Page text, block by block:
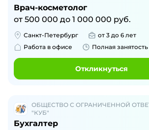
Врач-косметолог
от 500 000 до 1 000 000 руб.
Санкт-Петербург
от 3 до 6 лет
Работа в офисе
Полная занятость
Откликнуться
ОБЩЕСТВО С ОГРАНИЧЕННОЙ
"КУБ"
Бухгалтер